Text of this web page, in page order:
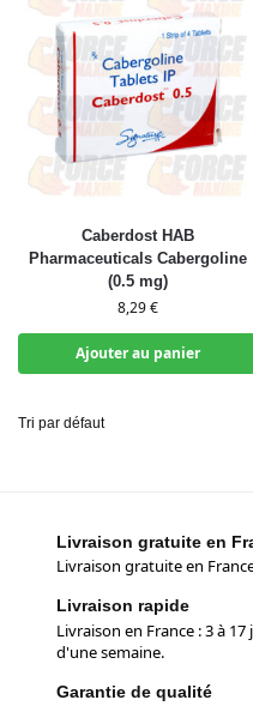
Caberdost HAB
Pharmaceuticals Cabergoline
(0.5 mg)
8,29€
Ajouter au panier
Livraison gratuite en
Livraison gratuite en
Livraison rapide
Livraison en France : 3 à
d'une semaine.
Garantie de qualité